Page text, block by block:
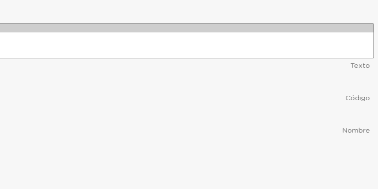
Texto
Código
Nombre